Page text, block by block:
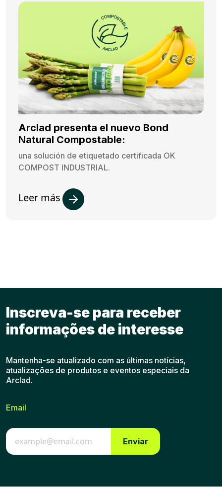
Arclad presenta el nuevo Bond
Natural Compostable:
una solución de etiquetado certificada OK
COMPOST INDUSTRIAL.
Leer más
Inscreva-se para receber
informações de interesse
Mantenha-se atualizado com as últimas notícias,
atualizações de produtos e eventos especiais da
Arclad.
Email